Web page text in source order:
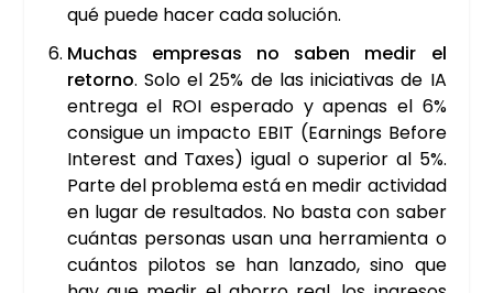
qué pue­de hacer cada solu­ción.
Muchas empre­sas no saben medir el
retorno. Solo el 25% de las ini­cia­ti­vas de IA
entre­ga el ROI espe­ra­do y ape­nas el 6%
con­si­gue un impac­to EBIT (Ear­nings Befo­re
Inter­est and Taxes) igual o supe­rior al 5%.
Par­te del pro­ble­ma está en medir acti­vi­dad
en lugar de resul­ta­dos. No bas­ta con saber
cuán­tas per­so­nas usan una herra­mien­ta o
cuán­tos pilo­tos se han lan­za­do, sino que